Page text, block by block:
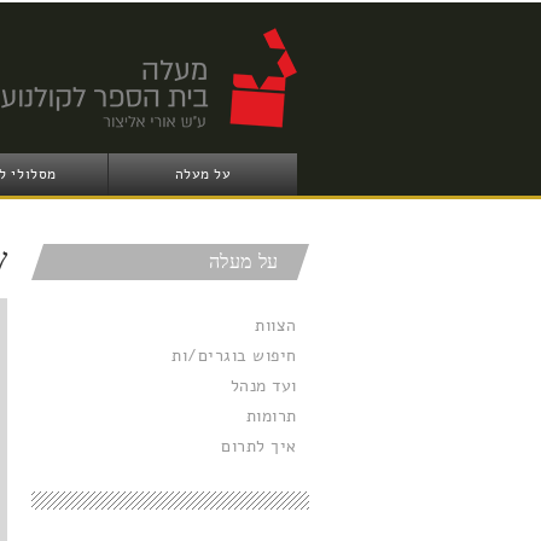
על מעלה מסלולי
על מעלה
הצוות
חיפוש בוגרים/ות
ועד מנהל
תרומות
איך לתרום